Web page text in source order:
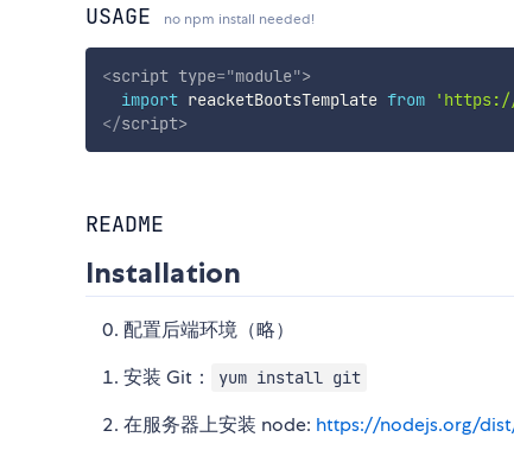
USAGE no npm install needed!
<script type="module">
import reacketBootsTemplate from 'https://
</script>
README
Installation
配置后端环境（略）
安装 Git：
yum install git
在服务器上安装 node: https://nodejs.org/